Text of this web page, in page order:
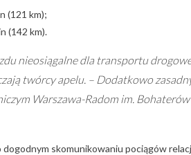
(121 km);
(142 km).
nieosiągalne dla transportu
twórcy apelu. – Dodatkowo
Warszawa-Radom im.
dogodnym skomunikowaniu pociągów